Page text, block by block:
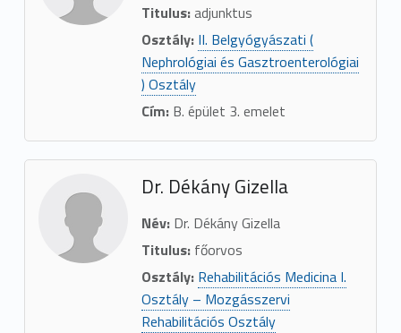
Titulus:adjunktus
Osztály: II. Belgyógyászati (
Nephrológiai és Gasztroenterológiai
) Osztály
Cím:B. épület 3. emelet
Dr. Dékány Gizella
Név:Dr. Dékány Gizella
Titulus:főorvos
Osztály: Rehabilitációs Medicina I.
Osztály – Mozgásszervi
Rehabilitációs Osztály